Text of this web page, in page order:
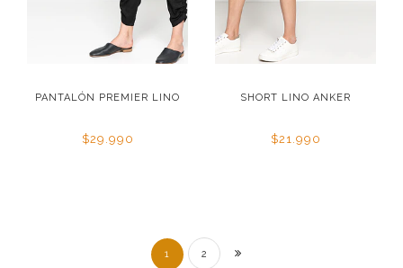
PANTALÓN PREMIER LINO
$29.990
SHORT LINO ANKER
$21.990
1 2